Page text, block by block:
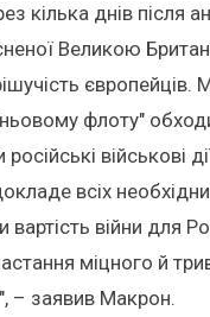
кілька днів після
Великою
європейців.
флоту"
військові
всіх
війни для
міцного й
– заявив Макрон.